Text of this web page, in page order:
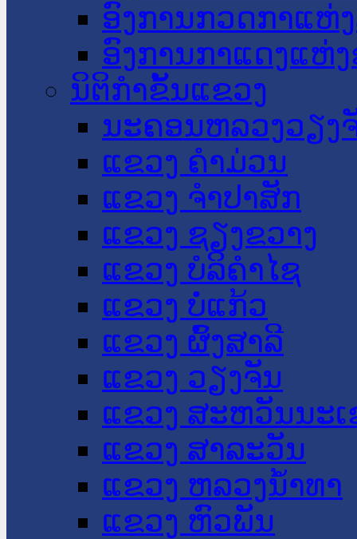
ອົງການກວດກາແຫ່
ອົງການກາແດງແຫ່
ນິຕິກໍາຂັ້ນແຂວງ
ນະ​ຄອນ​ຫລວງວຽງ
ແຂວງ ຄໍາມ່ວນ
ແຂວງ ຈໍາປາສັກ
ແຂວງ ຊຽງຂວາງ
ແຂວງ ບໍລິຄໍາໄຊ
ແຂວງ ບໍ່ແກ້ວ
ແຂວງ ຜົ້ງສາລີ
ແຂວງ ວຽງຈັນ
ແຂວງ ສະຫວັນນະ
ແຂວງ ສາລະວັນ
ແຂວງ ຫລວງນໍ້າທາ
ແຂວງ ຫົວພັນ